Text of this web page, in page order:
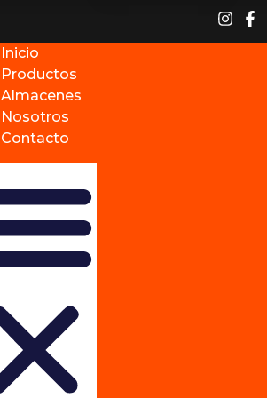
Inicio
Productos
Almacenes
Nosotros
Contacto